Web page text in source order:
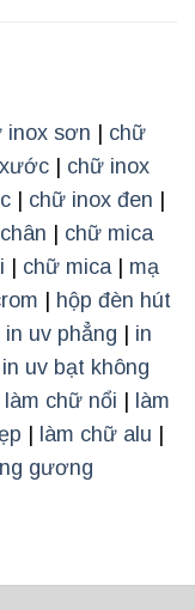
inox sơn
chữ
chữ inox
chữ inox đen
chữ mica
chữ mica| mạ
hộp đèn hút
in uv phẳng
in
in uv bạt không
làm chữ nổi
làm
làm chữ alu
gương